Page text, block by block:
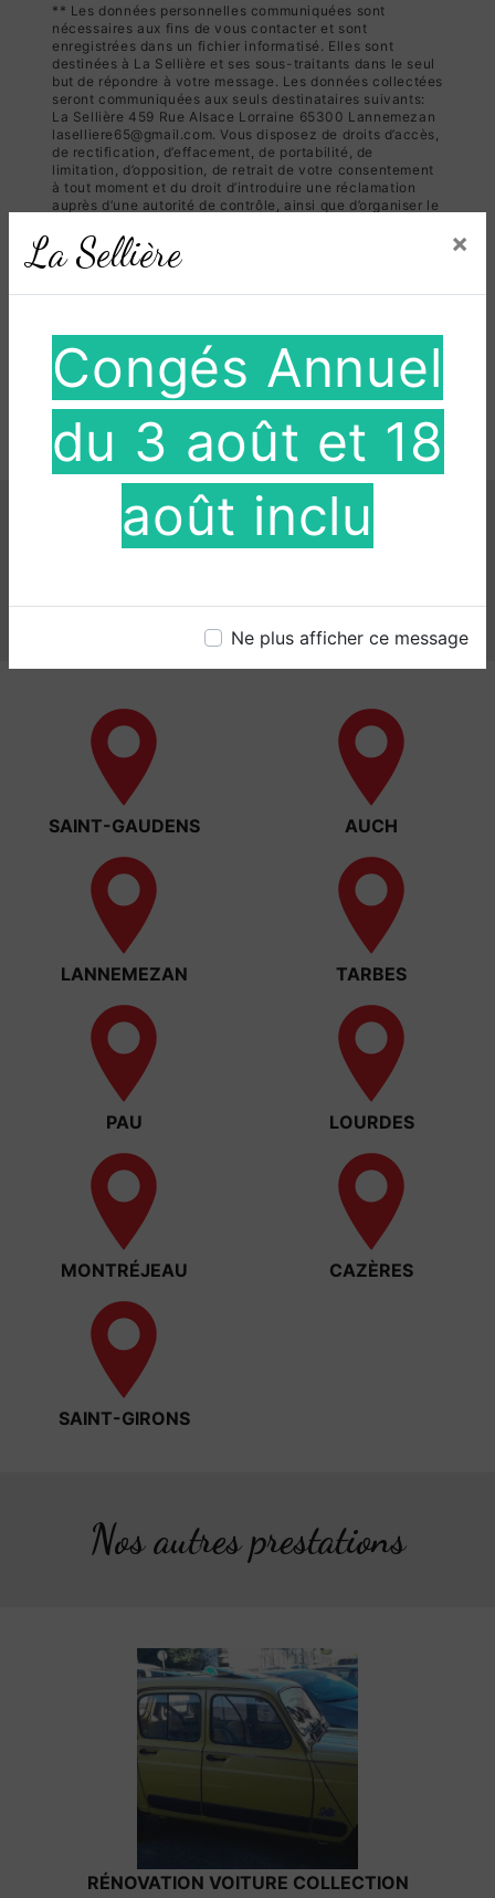
La Sellière ×
Congés Annuel
du 3 août et 18
août inclu
Ne plus afficher ce message
** Les données personnelles communiquées sont
nécessaires aux fins de vous contacter et sont
enregistrées dans un fichier informatisé. Elles sont
destinées à La Sellière et ses sous-traitants dans le seul
but de répondre à votre message. Les données collectées
seront communiquées aux seuls destinataires suivants:
La Sellière 459 Rue Alsace Lorraine 65300 Lannemezan
laselliere65@gmail.com. Vous disposez de droits d’accès,
de rectification, d’effacement, de portabilité, de
limitation, d’opposition, de retrait de votre consentement
à tout moment et du droit d’introduire une réclamation
auprès d’une autorité de contrôle, ainsi que d’organiser le
ces droits par voie postale à l'adresse 459 Rue Alsace
Lorraine 65300 Lannemezan ou par courrier électronique
d'identité pourra vous être demandé. Nous conservons
probatoires et de gestion des contentieux. Vous avez le
droit de vous inscrire sur la liste d'opposition au
démarchage téléphonique, disponible à cette adresse:
Bloctel.gouv.fr. Consultez le site cnil.fr pour plus
Nos interventions sur ces
villes
SAINT-GAUDENS AUCH
LANNEMEZAN TARBES
PAU LOURDES
MONTRÉJEAU CAZÈRES
SAINT-GIRONS
Nos autres prestations
RÉNOVATION VOITURE COLLECTION